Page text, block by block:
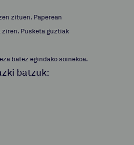
zituen. Paperean
Pusketa guztiak
batez egindako soinekoa.
batzuk: